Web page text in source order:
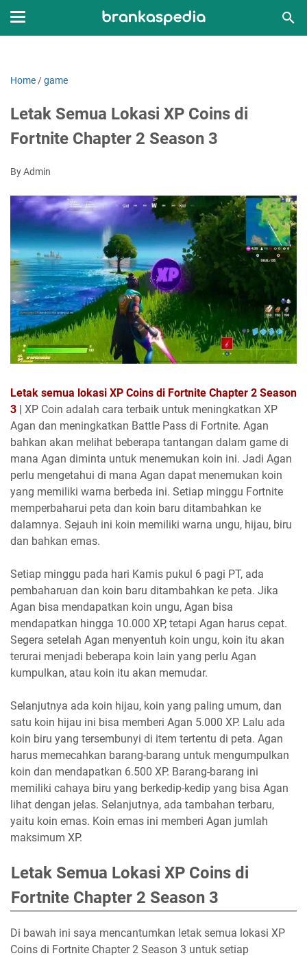
Home /game
Letak Semua Lokasi XP Coins di
Fortnite Chapter 2 Season 3
By Admin
Letak semua lokasi XP Coins di Fortnite Chapter 2 Season
3 | XP Coin adalah cara terbaik untuk meningkatkan XP
Agan dan meningkatkan Battle Pass di Fortnite. Agan
bahkan akan melihat beberapa tantangan dalam game di
mana Agan diminta untuk menemukan koin ini. Jadi Agan
perlu mengetahui di mana Agan dapat menemukan koin
yang memiliki warna berbeda ini. Setiap minggu Fortnite
memperbaharui peta dan koin baru ditambahkan ke
dalamnya. Sejauh ini koin memiliki warna ungu, hijau, biru
dan bahkan emas.
Setiap minggu pada hari Kamis pukul 6 pagi PT, ada
pembaharuan dan koin baru ditambahkan ke peta. Jika
Agan bisa mendapatkan koin ungu, Agan bisa
mendapatkan hingga 10.000 XP, tetapi Agan harus cepat.
Segera setelah Agan menyentuh koin ungu, koin itu akan
terurai menjadi beberapa koin lain yang perlu Agan
kumpulkan, atau koin itu akan memudar.
Selanjutnya ada koin hijau, koin yang paling umum, dan
satu koin hijau ini bisa memberi Agan 5.000 XP. Lalu ada
koin biru yang tersembunyi di item tertentu di peta. Agan
harus memecahkan barang-barang untuk mengumpulkan
koin dan mendapatkan 6.500 XP. Barang-barang ini
memiliki cahaya biru yang berkedip-kedip yang bisa Agan
lihat dengan jelas. Selanjutnya, ada tambahan terbaru,
yaitu koin emas. Koin emas ini memberi Agan jumlah
maksimum XP.
Letak Semua Lokasi XP Coins di
Fortnite Chapter 2 Season 3
Di bawah ini saya mencantumkan letak semua lokasi XP
Coins di Fortnite Chapter 2 Season 3 untuk setiap